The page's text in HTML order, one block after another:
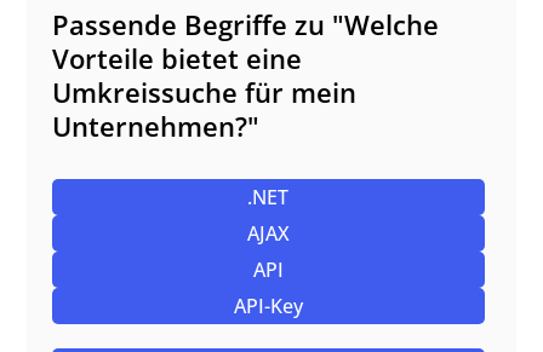
Passende Begriffe zu "Welche
Vorteile bietet eine
Umkreissuche für mein
Unternehmen?"
.NET
AJAX
API
API-Key